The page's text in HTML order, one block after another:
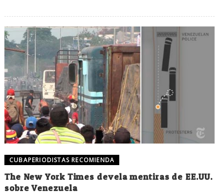
CUBAPERIODISTAS RECOMIENDA
The New York Times devela mentiras de EE.UU.
sobre Venezuela